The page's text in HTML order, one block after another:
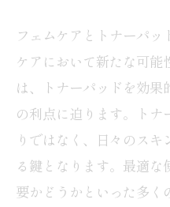
フェムケアとトナーパ
ケアにおいて新たな可
は、トナーパッドを効
の利点に迫ります。トナ
りではなく、日々のス
る鍵となります。最適
要かどうかといった多く